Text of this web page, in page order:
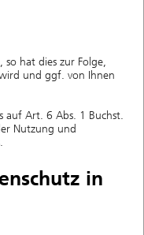
so hat dies zur Folge,
und ggf. von Ihnen
auf Art. 6 Abs. 1 Buchst.
Nutzung und
in